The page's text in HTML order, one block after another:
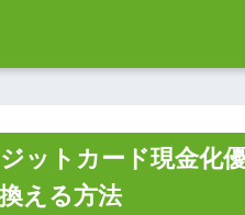
ットカード現金化
える方法